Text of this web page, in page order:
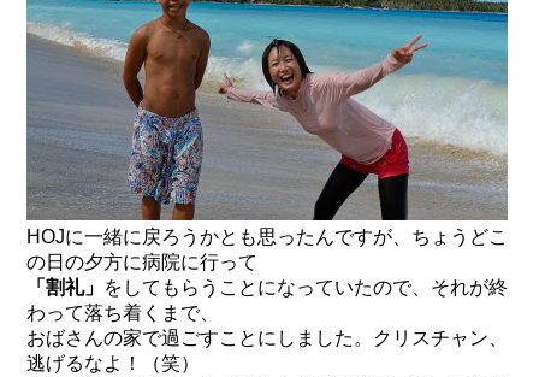
HOJに一緒に戻ろうかとも思ったんですが、ちょうどこ
の日の夕方に病院に行って
「割礼」 をしてもらうことになっていたので、それが終
わって落ち着くまで、
おばさんの家で過ごすことにしました。クリスチャン、
逃げるなよ！（笑）